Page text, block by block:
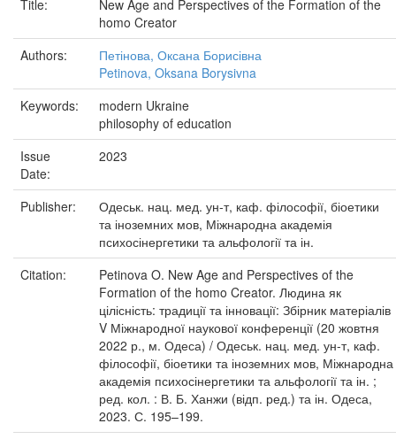
Title:
New Age and Perspectives of the Formation of the
homo Creator
Authors:
Петінова, Оксана Борисівна
Petinova, Oksana Borysivna
Keywords:
modern Ukraine
philosophy of education
Issue
Date:
2023
Publisher:
Одеськ. нац. мед. ун-т, каф. філософії, біоетики
та іноземних мов, Міжнародна академія
психосінергетики та альфології та ін.
Citation:
Petinova O. New Age and Perspectives of the
Formation of the homo Creator. Людина як
цілісність: традиції та інновації: Збірник матеріалів
V Міжнародної наукової конференції (20 жовтня
2022 р., м. Одеса) / Одеськ. нац. мед. ун-т, каф.
філософії, біоетики та іноземних мов, Міжнародна
академія психосінергетики та альфології та ін. ;
ред. кол. : В. Б. Ханжи (відп. ред.) та ін. Одеса,
2023. С. 195–199.